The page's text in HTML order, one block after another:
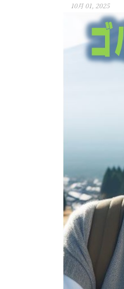
10月 01, 2025